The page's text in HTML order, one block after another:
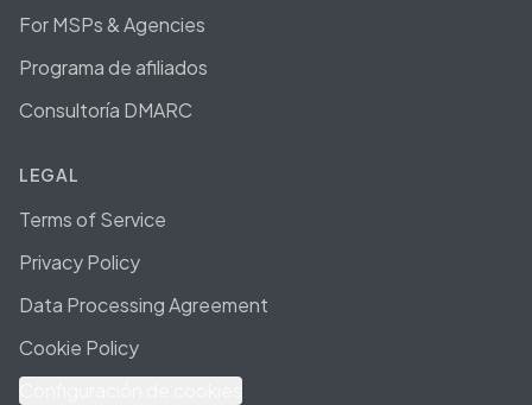
For MSPs & Agencies
Programa de afiliados
Consultoría DMARC
LEGAL
Terms of Service
Privacy Policy
Data Processing Agreement
Cookie Policy